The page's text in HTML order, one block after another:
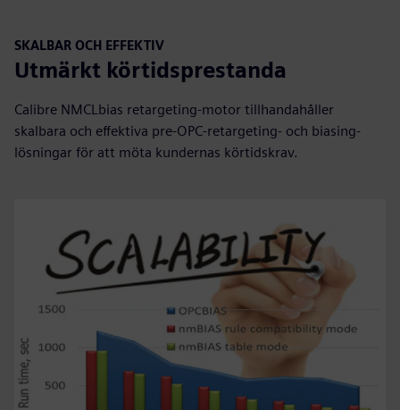
SKALBAR OCH EFFEKTIV
Utmärkt körtidsprestanda
Calibre NMCLbias retargeting-motor tillhandahåller
skalbara och effektiva pre-OPC-retargeting- och biasing-
lösningar för att möta kundernas körtidskrav.